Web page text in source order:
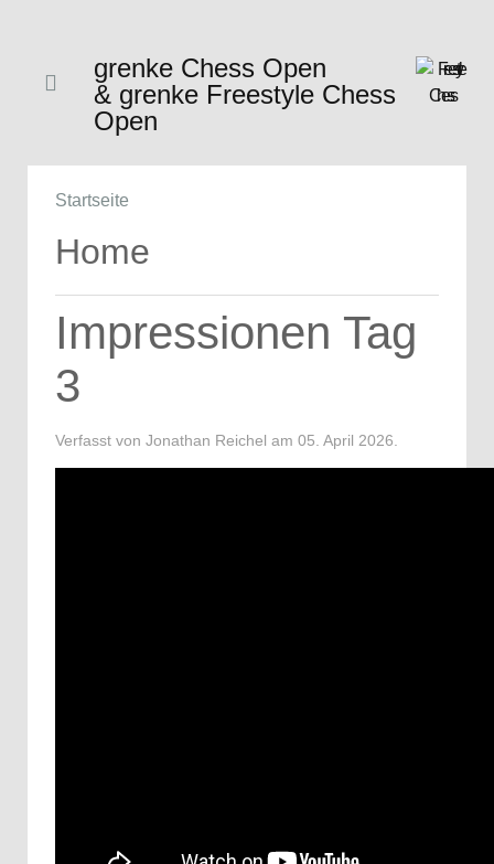
grenke Chess Open
& grenke Freestyle Chess
Open
Startseite
Home
Impressionen Tag
3
Verfasst von Jonathan Reichel am 05. April 2026